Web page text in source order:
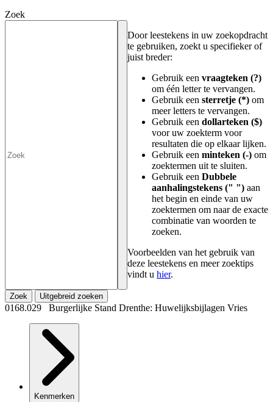
Zoek
Door leestekens in uw zoekopdracht
te gebruiken, zoekt u specifieker of
juist breder:
Gebruik een vraagteken (?)
om één letter te vervangen.
Gebruik een sterretje (*) om
meer letters te vervangen.
Gebruik een dollarteken ($)
voor uw zoekterm voor
resultaten die op elkaar lijken.
Gebruik een minteken (-) om
zoektermen uit te sluiten.
Gebruik een Dubbele
aanhalingstekens (" ") aan
het begin en einde van uw
zoektermen om naar de exacte
combinatie van woorden te
zoeken.
Voorbeelden van het gebruik van
deze leestekens en meer zoektips
vindt u hier.
Zoek Uitgebreid zoeken
0168.029 Burgerlijke Stand Drenthe: Huwelijksbijlagen Vries
Kenmerken